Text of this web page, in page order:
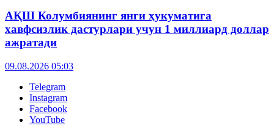
АҚШ Колумбиянинг янги ҳукуматига
хавфсизлик дастурлари учун 1 миллиард доллар
ажратади
09.08.2026 05:03
Telegram
Instagram
Facebook
YouTube